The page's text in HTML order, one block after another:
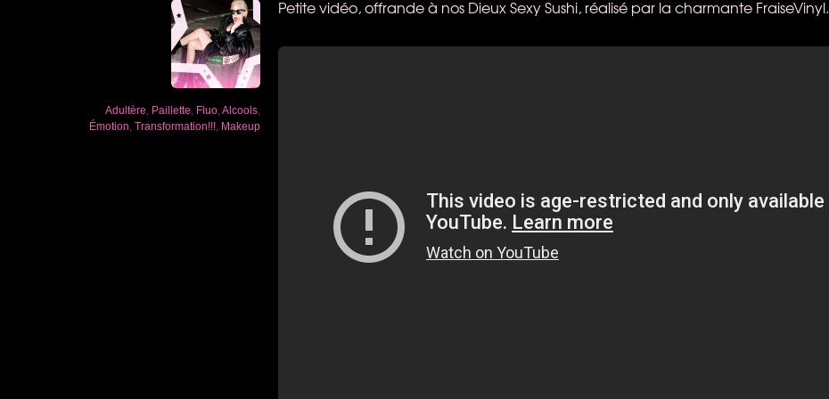
Adultère Paillette Fluo Alcools
Émotion Transformation!!! Makeup
Petite vidéo, offrande à nos Dieux Sexy Sushi, réalisé par la charmante FraiseVinyl.